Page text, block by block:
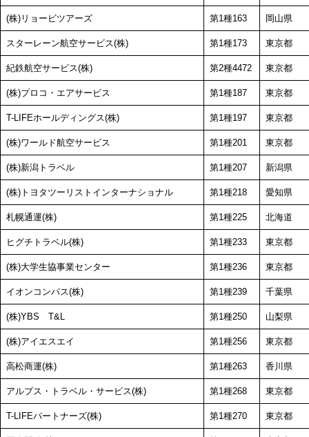
(株)リョービツアーズ 第1種163 岡山県
スターレーン航空サービス(株) 第1種173 東京都
紀鉄航空サービス(株) 第2種4472 東京都
(株)プロコ・エアサービス 第1種187 東京都
T-LIFEホールディングス(株) 第1種197 東京都
(株)ワールド航空サービス 第1種201 東京都
(株)新潟トラベル 第1種207 新潟県
(株)トヨタツーリストインターナショナル 第1種218 愛知県
札幌通運(株) 第1種225 北海道
ヒグチトラベル(株) 第1種233 東京都
(株)大学生協事業センター 第1種236 東京都
イオンコンパス(株) 第1種239 千葉県
(株)YBS T&L 第1種250 山梨県
(株)アイエスエイ 第1種256 東京都
高松商運(株) 第1種263 香川県
アルプス・トラベル・サービス(株) 第1種268 東京都
T-LIFEパートナーズ(株) 第1種270 東京都